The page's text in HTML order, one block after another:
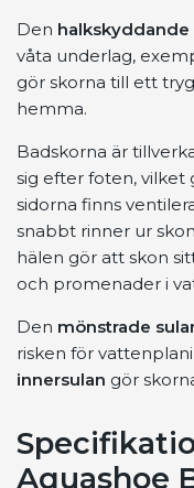
Den halkskyddande
våta underlag,
gör skorna till ett
hemma.
Badskorna är
sig efter foten, vilket
sidorna finns
snabbt rinner ur
hälen gör att skon
och promenader i
Den mönstrade
risken för
innersulan gör
Aquashoe